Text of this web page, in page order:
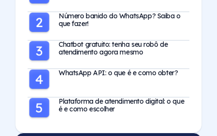
Número banido do WhatsApp? Saiba o
que fazer!
Chatbot gratuito: tenha seu robô de
atendimento agora mesmo
WhatsApp API: o que é e como obter?
Plataforma de atendimento digital: o que
é e como escolher